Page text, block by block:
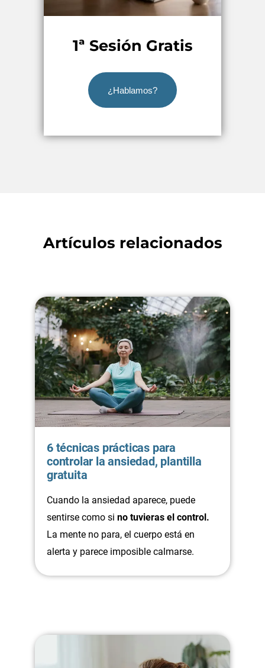
1ª Sesión Gratis
¿Hablamos?
Artículos relacionados
6 técnicas prácticas para
controlar la ansiedad, plantilla
gratuita
Cuando la ansiedad aparece, puede
sentirse como si no tuvieras el control.
La mente no para, el cuerpo está en
alerta y parece imposible calmarse.